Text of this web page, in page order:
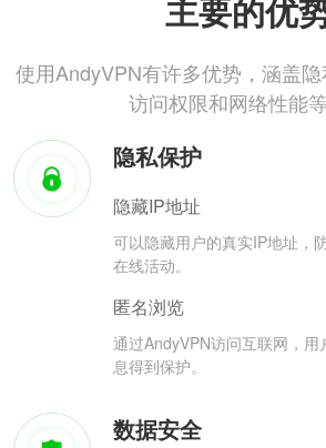
主要的优
使用AndyVPN有许多优势，涵盖隐
访问权限和网络性能
隐私保护
隐藏IP地址
可以隐藏用户的真实IP地址，
在线活动。
匿名浏览
通过AndyVPN访问互联网，
息得到保护。
数据安全